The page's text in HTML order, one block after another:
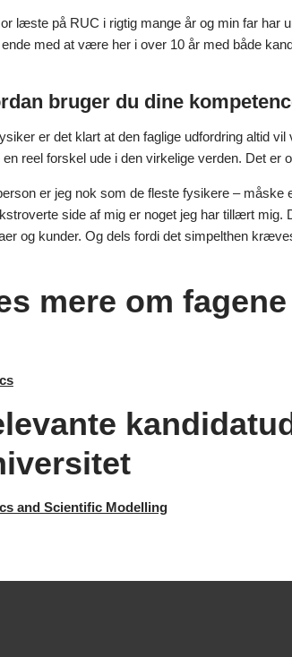
læste på RUC i rigtig mange år og min far har
med at være her i over 10 år med både
bruger du dine
er det klart at den faglige udfordring altid
en reel forskel ude i den virkelige verden. Det er
er jeg nok som de fleste fysikere –
side af mig er noget jeg har tillært mig.
og kunder. Og dels fordi det simpelthen
mere om
and Scientific Modelling